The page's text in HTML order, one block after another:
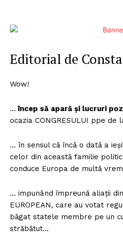
Editorial de
Wow!
… încep să apară și lucruri
ocazia CONGRESULUI ppe de
… în sensul că încă o dată a
celor din această familie
conduce Europa de multă
… impunând împreună aliații
EUROPEAN, care au votat
băgat statele membre pe un
străbătut…